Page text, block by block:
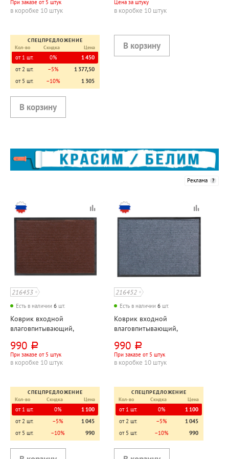
При заказе от 5 штук
в коробке 10 штук
СПЕЦПРЕДЛОЖЕНИЕ
Кол-во
Скидка Цена
от 1 шт. 0%
1 450
от 2 шт.
−5%
1 377,50
от 5 шт.
−10% 1 305
Цена за штуку
в коробке 10 штук
Реклама
216453
Есть в наличии 6 шт.
Коврик входной
влаговпитывающий,
"Стандарт", коричневый
990 руб.
При заказе от 5 штук
в коробке 10 штук
СПЕЦПРЕДЛОЖЕНИЕ
Кол-во
Скидка Цена
от 1 шт. 0%
1 100
от 2 шт.
−5%
1 045
от 5 шт.
−10% 990
216452
Есть в наличии 6 шт.
Коврик входной
влаговпитывающий,
"Стандарт", серый
990 руб.
При заказе от 5 штук
в коробке 10 штук
СПЕЦПРЕДЛОЖЕНИЕ
Кол-во
Скидка Цена
от 1 шт. 0%
1 100
от 2 шт.
−5%
1 045
от 5 шт.
−10% 990